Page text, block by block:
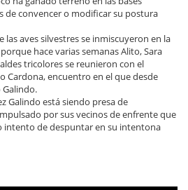
de convencer o modificar su postura
las aves silvestres se inmiscuyeron en la
hace varias semanas Alito, Sara
tricolores se reunieron con el
Cardona, encuentro en el que desde
Galindo está siendo presa de
por sus vecinos de enfrente que
intento de despuntar en su intentona